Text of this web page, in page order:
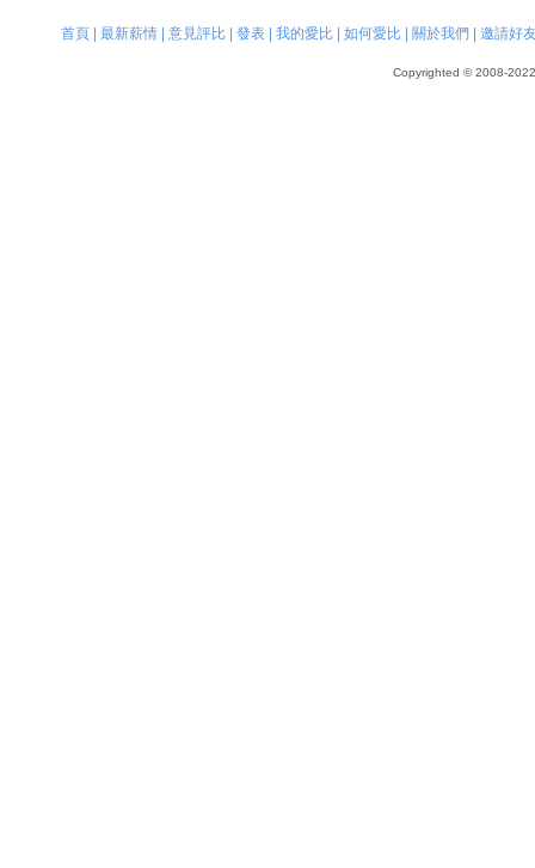
首頁| 最新薪情| 意見評比| 發表| 我的愛比| 如何愛比| 關於我們 邀請好
Copyrighted © 2008-